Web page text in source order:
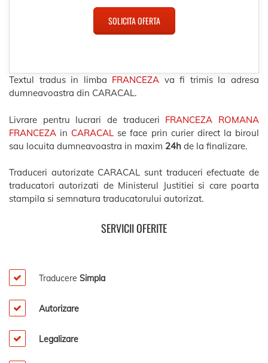
SOLICITA OFERTA
Textul tradus in limba FRANCEZA va fi trimis la adresa
dumneavoastra din CARACAL.
Livrare pentru lucrari de traduceri FRANCEZA ROMANA
FRANCEZA in CARACAL
se face prin curier direct la biroul
sau locuita dumneavoastra in maxim 24h de la finalizare.
Traduceri autorizate CARACAL sunt traduceri efectuate de
traducatori autorizati de Ministerul Justitiei si care poarta
stampila si semnatura traducatorului autorizat.
SERVICII OFERITE
Traducere Simpla
Autorizare
Legalizare